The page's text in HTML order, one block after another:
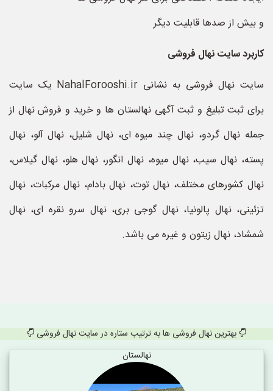
و بیش از صدها قابلیت دیگر
کاربرد سایت نهال فروشی
سایت نهال فروشی به نشانی NahalForooshi.ir یک سایت
برای ثبت تبلیغ و ثبت آگهی نهالستان ها و خرید و فروش نهال از
جمله نهال گردو، نهال چند میوه ای، نهال شلیل، نهال آلو، نهال
پسته، نهال سیب، نهال میوه، نهال انگور، نهال هلو، نهال گیلاس،
نهال کشورهای مختلف، نهال توت، نهال بادام، نهال مرکبات، نهال
تزئينی، نهال پالونیا، نهال گوجی بری، نهال سرو نقره ای، نهال
شمشاد، نهال زیتون و غیره می باشد.
بهترین نهال فروشی ها به ترتیب ستاره در سایت نهال فروشی
نهالستان